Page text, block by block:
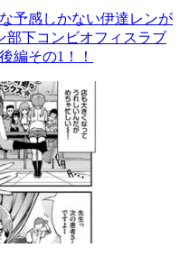
予感しかない伊達レンが
部下コンビオフィスラブ
編その1！！